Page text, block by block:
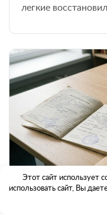
легкие
19 июня 2026
Берут ли в
Этот сайт использует
использовать сайт, Вы